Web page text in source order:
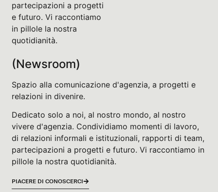
partecipazioni a progetti
e futuro. Vi raccontiamo
in pillole la nostra
quotidianità.
(Newsroom)
Spazio alla comunicazione d'agenzia, a progetti e
relazioni in divenire.
Dedicato solo a noi, al nostro mondo, al nostro
vivere d'agenzia. Condividiamo momenti di lavoro,
di relazioni informali e istituzionali, rapporti di team,
partecipazioni a progetti e futuro. Vi raccontiamo in
pillole la nostra quotidianità.
PIACERE DI CONOSCERCI